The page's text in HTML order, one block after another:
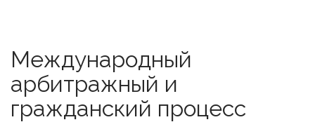
Международный
арбитражный и
гражданский процесс